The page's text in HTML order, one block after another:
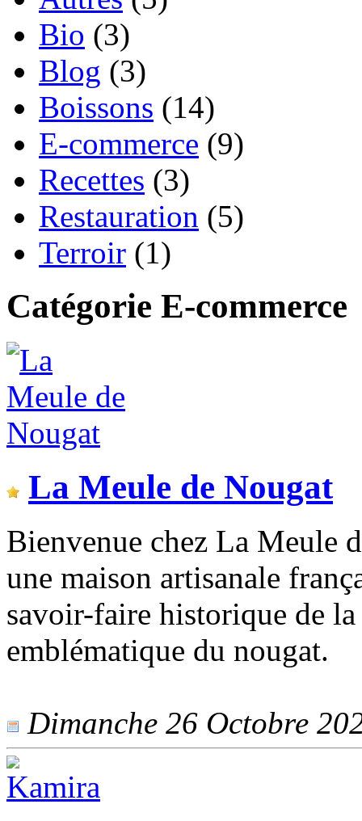
Bio (3)
Blog (3)
Boissons (14)
E-commerce (9)
Recettes (3)
Restauration (5)
Terroir (1)
Catégorie E-commerce
La Meule de Nougat
Bienvenue chez La Meule
une maison artisanale
savoir-faire historique de
emblématique du nougat.
Dimanche 26 Octobre